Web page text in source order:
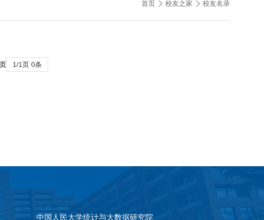
首页 校友之家 校友名录
页 1/1页 0条
中国人民大学统计与大数据研究院